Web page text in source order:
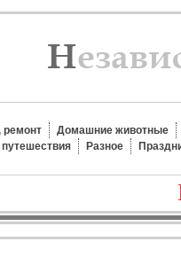
ремонт
Домашние животные
Разное